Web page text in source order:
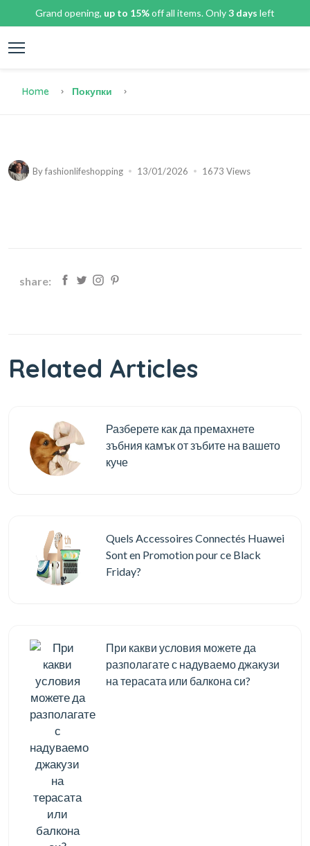
Grand opening, up to 15%off all items. Only3 days left
Home Покупки
Byfashionlifeshopping 13/01/2026 1673 Views
share:
Related Articles
Разберете как да премахнете
зъбния камък от зъбите на вашето
куче
Quels Accessoires Connectés Huawei
Sont en Promotion pour ce Black
Friday?
При какви условия можете да
разполагате с надуваемо джакузи
на терасата или балкона си?